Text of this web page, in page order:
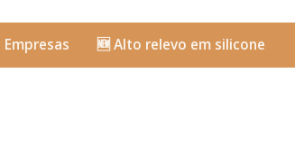
Empresas 🆕 Alto relevo em silicone